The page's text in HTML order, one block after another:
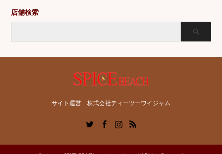
店舗検索
サイト運営 株式会社ティーツーワイジャム
RSS